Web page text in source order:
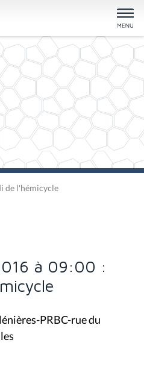
de l'hémicycle
à 09:00 :
PRBC-rue du